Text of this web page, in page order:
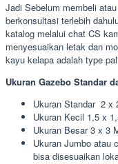
Jadi Sebelum membeli
berkonsultasi terlebih
katalog melalui chat CS
menyesuaikan letak dan
kayu kelapa adalah type
Ukuran Gazebo Standar
Ukuran Standar 2 x
Ukuran Kecil 1,5 x
Ukuran Besar 3 x 3
Ukuran Jumbo atau
bisa disesuaikan